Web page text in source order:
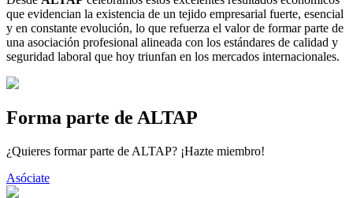
que evidencian la existencia de un tejido empresarial fuerte, esencial
y en constante evolución, lo que refuerza el valor de formar parte de
una asociación profesional alineada con los estándares de calidad y
seguridad laboral que hoy triunfan en los mercados internacionales.
Forma parte de ALTAP
¿Quieres formar parte de ALTAP? ¡Hazte miembro!
Asóciate